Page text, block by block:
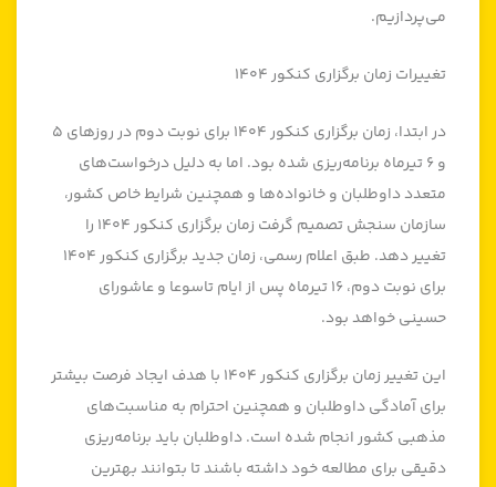
می‌پردازیم.
تغییرات زمان برگزاری کنکور ۱۴۰۴
در ابتدا، زمان برگزاری کنکور ۱۴۰۴ برای نوبت دوم در روزهای ۵
و ۶ تیرماه برنامه‌ریزی شده بود. اما به دلیل درخواست‌های
متعدد داوطلبان و خانواده‌ها و همچنین شرایط خاص کشور،
سازمان سنجش تصمیم گرفت زمان برگزاری کنکور ۱۴۰۴ را
تغییر دهد. طبق اعلام رسمی، زمان جدید برگزاری کنکور ۱۴۰۴
برای نوبت دوم، ۱۶ تیرماه پس از ایام تاسوعا و عاشورای
حسینی خواهد بود.
این تغییر زمان برگزاری کنکور ۱۴۰۴ با هدف ایجاد فرصت بیشتر
برای آمادگی داوطلبان و همچنین احترام به مناسبت‌های
مذهبی کشور انجام شده است. داوطلبان باید برنامه‌ریزی
دقیقی برای مطالعه خود داشته باشند تا بتوانند بهترین